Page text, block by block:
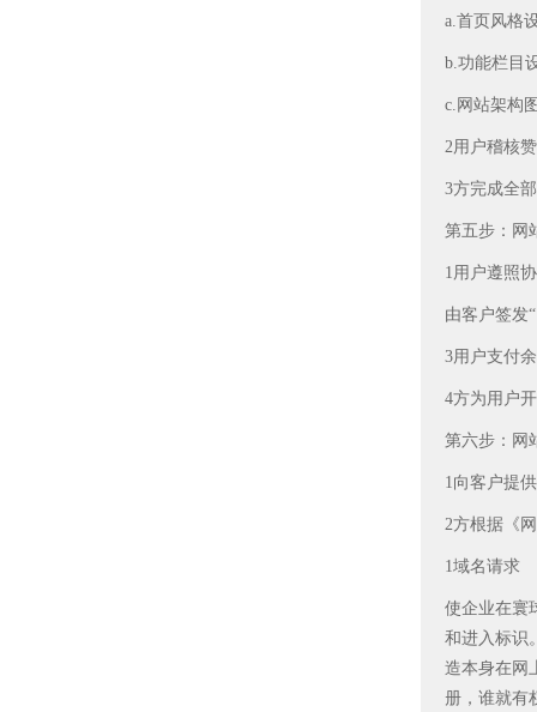
a.首页风格
b.功能栏目
c.网站架构
2用户稽核
3方完成全
第五步：网
1用户遵照
由客户签发
3用户支付
4方为用户
第六步：网
1向客户提
2方根据《
1域名请求
使企业在寰
和进入标识
造本身在网
册，谁就有